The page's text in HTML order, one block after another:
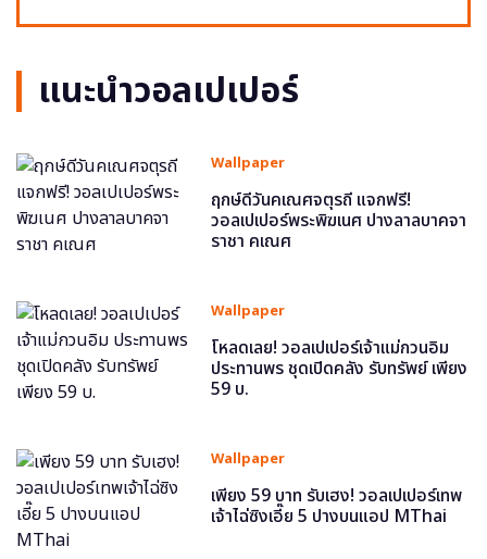
แนะนำวอลเปเปอร์
Wallpaper
ฤกษ์ดีวันคเณศจตุรถี แจกฟรี!
วอลเปเปอร์พระพิฆเนศ ปางลาลบาคจา
ราชา คเณศ
Wallpaper
โหลดเลย! วอลเปเปอร์เจ้าแม่กวนอิม
ประทานพร ชุดเปิดคลัง รับทรัพย์ เพียง
59 บ.
Wallpaper
เพียง 59 บาท รับเฮง! วอลเปเปอร์เทพ
เจ้าไฉ่ซิงเอี๊ย 5 ปางบนแอป MThai